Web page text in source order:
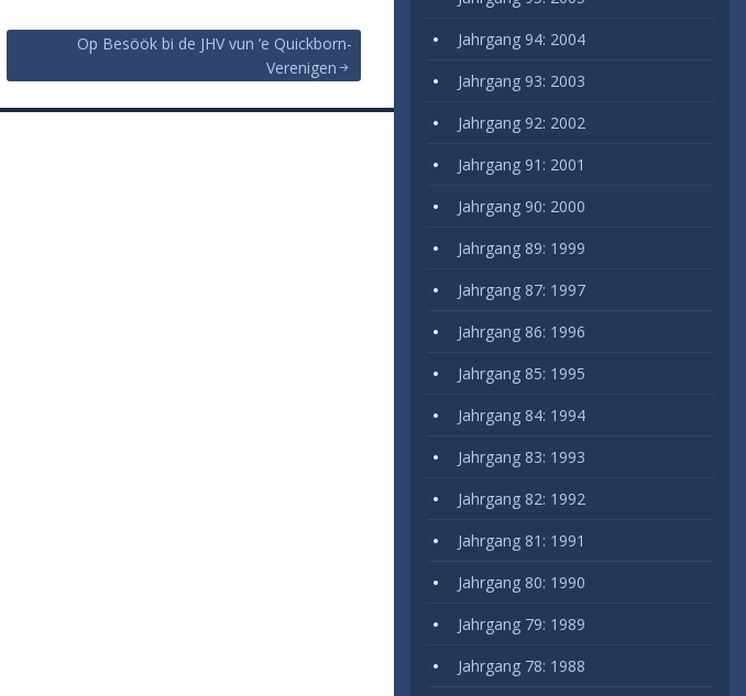
Op Besöök bi de JHV vun ’e Quickborn-
Verenigen
Jahrgang 94: 2004
Jahrgang 93: 2003
Jahrgang 92: 2002
Jahrgang 91: 2001
Jahrgang 90: 2000
Jahrgang 89: 1999
Jahrgang 87: 1997
Jahrgang 86: 1996
Jahrgang 85: 1995
Jahrgang 84: 1994
Jahrgang 83: 1993
Jahrgang 82: 1992
Jahrgang 81: 1991
Jahrgang 80: 1990
Jahrgang 79: 1989
Jahrgang 78: 1988